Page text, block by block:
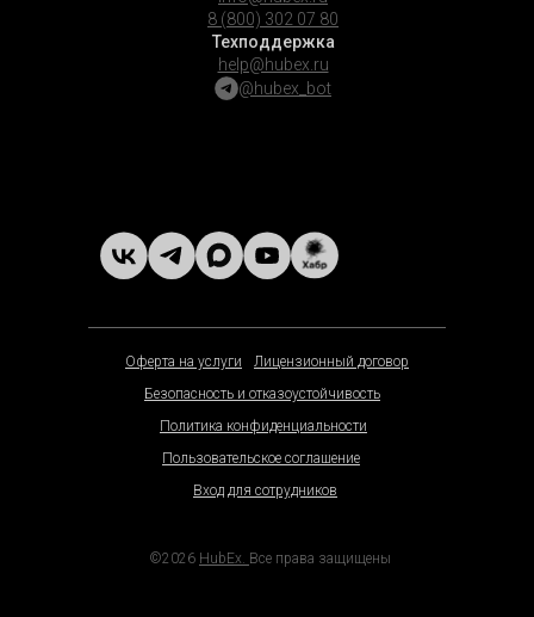
Оферта на услуги
Лицензионный договор
Безопасность и отказоустойчивость
Политика конфиденциальности
Пользовательское соглашение
Вход для сотрудников
8 (800) 302 07 80
Техподдержка
help@hubex.ru
@hubex_bot
©2026 HubEx. Все права защищены